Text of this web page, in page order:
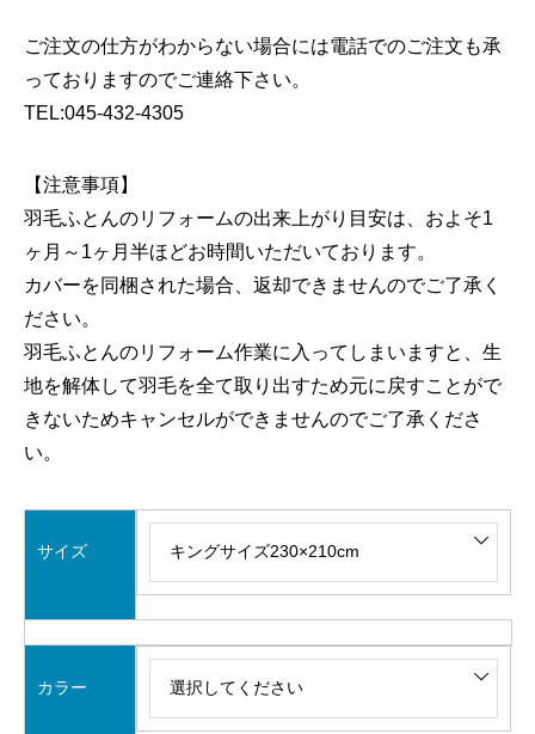
ご注文の仕方がわからない場合には電話でのご注文も承
っておりますのでご連絡下さい。
TEL:045-432-4305
【注意事項】
羽毛ふとんのリフォームの出来上がり目安は、およそ1
ヶ月～1ヶ月半ほどお時間いただいております。
カバーを同梱された場合、返却できませんのでご了承く
ださい。
羽毛ふとんのリフォーム作業に入ってしまいますと、生
地を解体して羽毛を全て取り出すため元に戻すことがで
きないためキャンセルができませんのでご了承くださ
い。
サイズ
カラー